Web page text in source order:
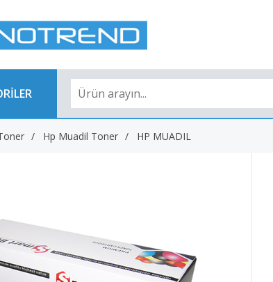
Hp Muadil Toner HP MUADIL